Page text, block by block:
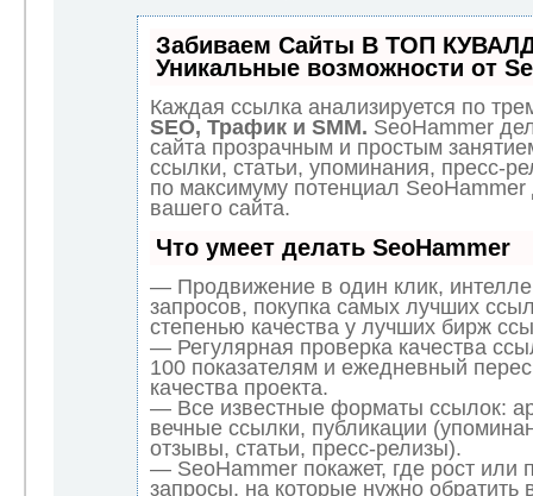
Забиваем Сайты В ТОП
Уникальные возможности от
Каждая ссылка анализируется по
SEO, Трафик и SMM. SeoHammer
сайта прозрачным и простым
ссылки, статьи, упоминания, пресс-
по максимуму потенциал
вашего сайта.
Что умеет делать SeoHammer
— Продвижение в один клик,
запросов, покупка самых лучших
степенью качества у лучших бирж
— Регулярная проверка качества
100 показателям и ежедневный
качества проекта.
— Все известные форматы ссылок:
вечные ссылки, публикации
отзывы, статьи, пресс-релизы).
— SeoHammer покажет, где рост или
запросы, на которые нужно обратить